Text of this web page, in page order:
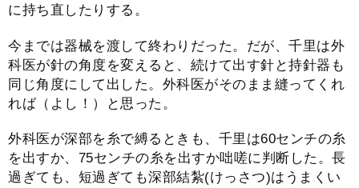
に持ち直したりする。
今までは器械を渡して終わりだった。だが、千里は外
科医が針の角度を変えると、続けて出す針と持針器も
同じ角度にして出した。外科医がそのまま縫ってくれ
れば（よし！）と思った。
外科医が深部を糸で縛るときも、千里は60センチの糸
を出すか、75センチの糸を出すか咄嗟に判断した。長
過ぎても、短過ぎても深部結紮(けっさつ)はうまくい